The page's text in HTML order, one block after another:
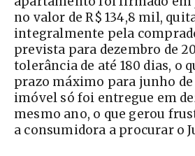
no valor de R$ 134,8 mil,
integralmente pela
prevista para dezembro de
tolerância de até 180 dias, o
prazo máximo para junho de
imóvel só foi entregue em
mesmo ano, o que gerou
a consumidora a procurar o